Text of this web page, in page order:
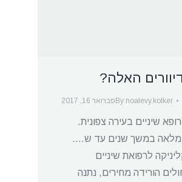
האלה?
By noalevy.kolker פברואר 16, 2017
שיניים בעירה צפונית.
מלאה במשך שנים עד ש….
לרפואת שיניים
הורידה מחירים, נתנה